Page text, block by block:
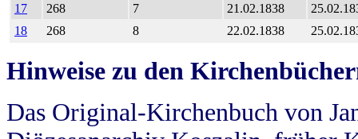
17
268 7 21.02.1838
18
268 8 22.02.1838
Hinweise zu den
Das Original-Kirchenbuch von